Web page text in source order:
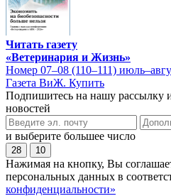
Читать газету
«Ветеринария и Жизнь»
Номер 07–08 (110–111)
Газета ВиЖ. Купить
Подпишитесь на нашу рассылку и
новостей
и выберите большее число
28 10
Нажимая на кнопку, Вы
персональных данных в
конфиденциальности»